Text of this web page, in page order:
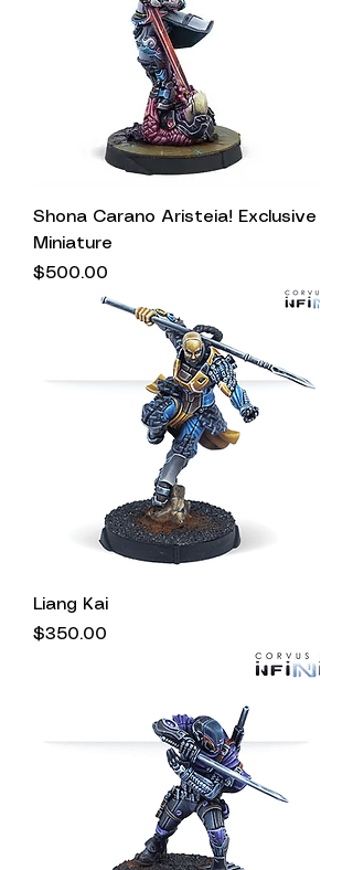
Shona Carano Aristeia! Exclusive
Miniature
Precio
$500.00
Liang Kai
Precio
$350.00